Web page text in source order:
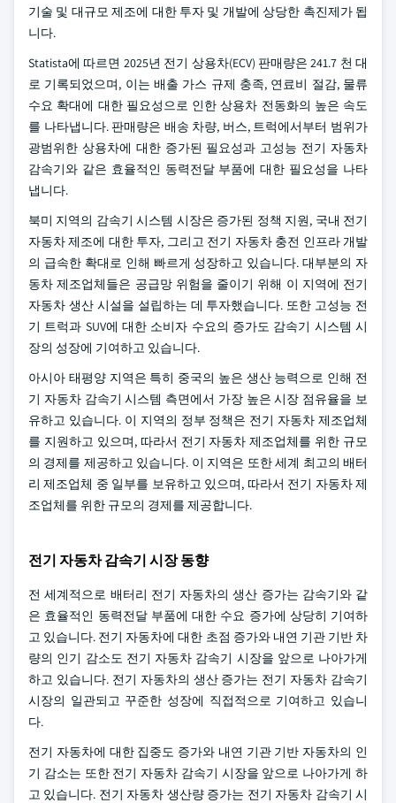
기술 및 대규모 제조에 대한 투자 및 개발에 상당한 촉진제가 됩
니다.
Statista에 따르면 2025년 전기 상용차(ECV) 판매량은 241.7 천 대
로 기록되었으며, 이는 배출 가스 규제 충족, 연료비 절감, 물류
수요 확대에 대한 필요성으로 인한 상용차 전동화의 높은 속도
를 나타냅니다. 판매량은 배송 차량, 버스, 트럭에서부터 범위가
광범위한 상용차에 대한 증가된 필요성과 고성능 전기 자동차
감속기와 같은 효율적인 동력전달 부품에 대한 필요성을 나타
냅니다.
북미 지역의 감속기 시스템 시장은 증가된 정책 지원, 국내 전기
자동차 제조에 대한 투자, 그리고 전기 자동차 충전 인프라 개발
의 급속한 확대로 인해 빠르게 성장하고 있습니다. 대부분의 자
동차 제조업체들은 공급망 위험을 줄이기 위해 이 지역에 전기
자동차 생산 시설을 설립하는 데 투자했습니다. 또한 고성능 전
기 트럭과 SUV에 대한 소비자 수요의 증가도 감속기 시스템 시
장의 성장에 기여하고 있습니다.
아시아 태평양 지역은 특히 중국의 높은 생산 능력으로 인해 전
기 자동차 감속기 시스템 측면에서 가장 높은 시장 점유율을 보
유하고 있습니다. 이 지역의 정부 정책은 전기 자동차 제조업체
를 지원하고 있으며, 따라서 전기 자동차 제조업체를 위한 규모
의 경제를 제공하고 있습니다. 이 지역은 또한 세계 최고의 배터
리 제조업체 중 일부를 보유하고 있으며, 따라서 전기 자동차 제
조업체를 위한 규모의 경제를 제공합니다.
전기 자동차 감속기 시장 동향
전 세계적으로 배터리 전기 자동차의 생산 증가는 감속기와 같
은 효율적인 동력전달 부품에 대한 수요 증가에 상당히 기여하
고 있습니다. 전기 자동차에 대한 초점 증가와 내연 기관 기반 차
량의 인기 감소도 전기 자동차 감속기 시장을 앞으로 나아가게
하고 있습니다. 전기 자동차의 생산 증가는 전기 자동차 감속기
시장의 일관되고 꾸준한 성장에 직접적으로 기여하고 있습니
다.
전기 자동차에 대한 집중도 증가와 내연 기관 기반 자동차의 인
기 감소는 또한 전기 자동차 감속기 시장을 앞으로 나아가게 하
고 있습니다. 전기 자동차 생산량 증가는 전기 자동차 감속기 시